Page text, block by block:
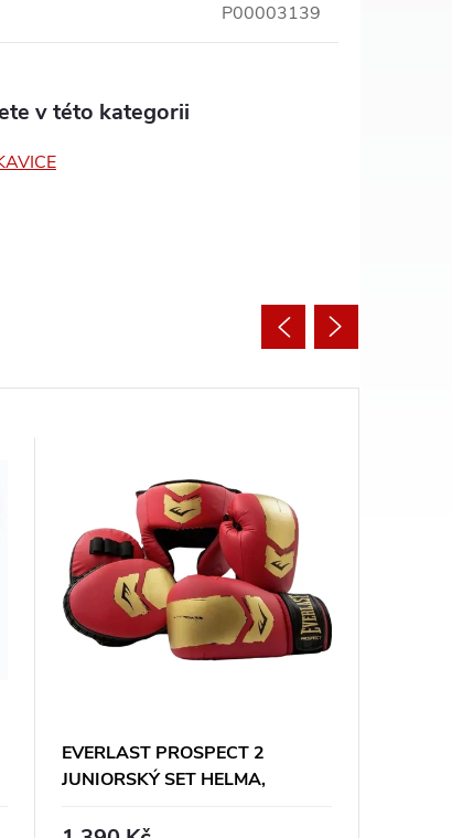
P00003139
v této kategorii
EVERLAST PROSPECT 2
JUNIORSKÝ SET HELMA,
ČERVENO/ZLATÉ